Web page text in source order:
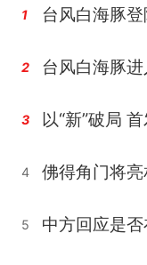
1 台风白海豚
2 台风白海豚
3
4 佛得角门将
5